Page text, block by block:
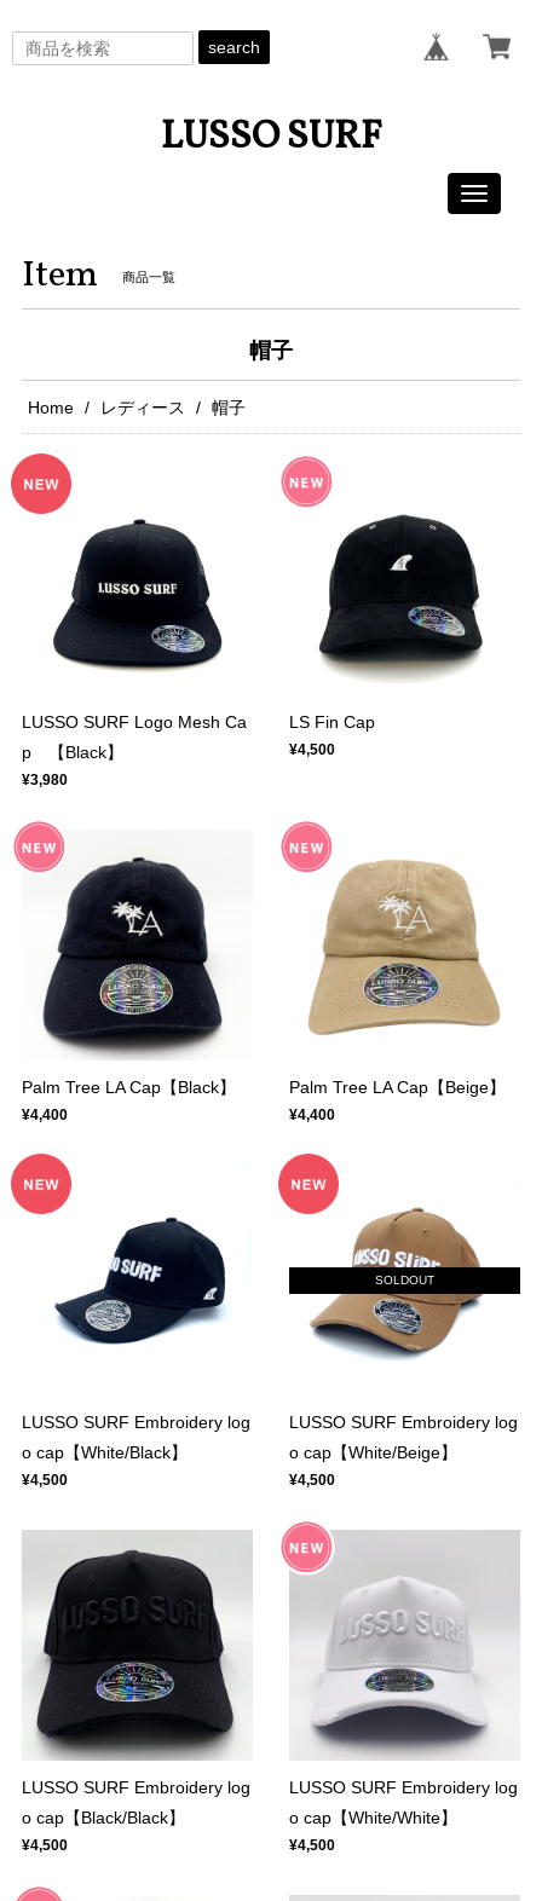
search
LUSSO SURF
Toggle
Item 商品一覧
帽子
Home レディース 帽子
LUSSO SURF Logo Mesh Ca
p 【Black】
¥3,980
LS Fin Cap
¥4,500
Palm Tree LA Cap【Black】
¥4,400
Palm Tree LA Cap【Beige】
¥4,400
LUSSO SURF Embroidery log
o cap【White/Black】
¥4,500
SOLDOUT
LUSSO SURF Embroidery log
o cap【White/Beige】
¥4,500
LUSSO SURF Embroidery log
o cap【Black/Black】
¥4,500
LUSSO SURF Embroidery log
o cap【White/White】
¥4,500